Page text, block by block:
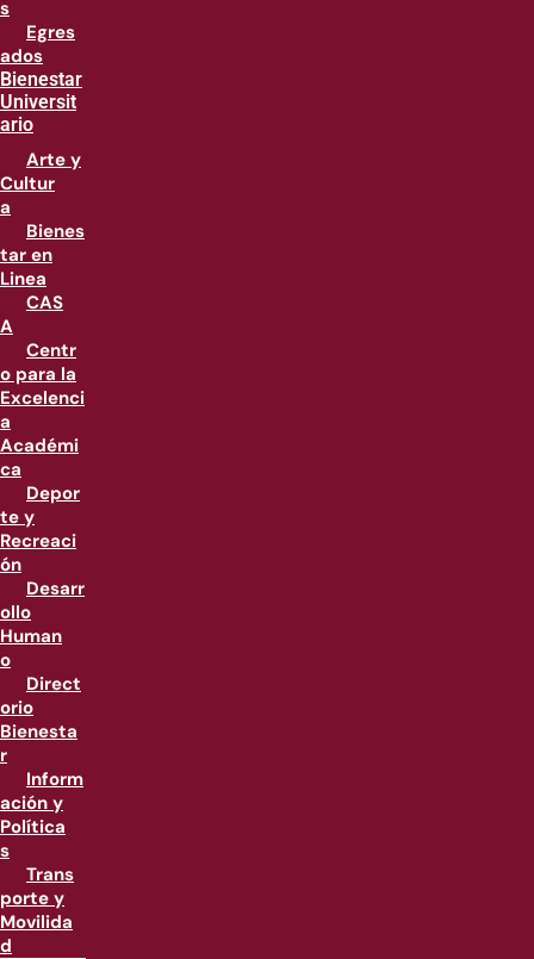
s
Egres
ados
Bienestar
Universit
ario
Arte y
Cultur
a
Bienes
tar en
Linea
CAS
A
Centr
o para la
Excelenci
a
Académi
ca
Depor
te y
Recreaci
ón
Desarr
ollo
Human
o
Direct
orio
Bienesta
r
Inform
ación y
Política
s
Trans
porte y
Movilida
d